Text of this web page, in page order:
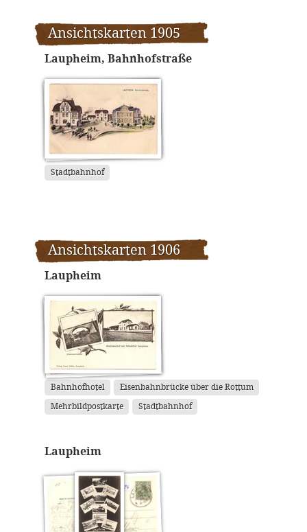
Ansichtskarten 1905
Laupheim, Bahnhofstraße
Stadtbahnhof
Ansichtskarten 1906
Laupheim
Bahnhofhotel Eisenbahnbrücke über die Rottum
Mehrbildpostkarte Stadtbahnhof
Laupheim